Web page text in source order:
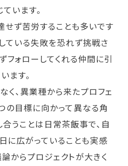
います。
せず苦労することも多いです
ている失敗を恐れず挑戦さ
フォローしてくれる仲間に引
ます。
、異業種から来たプロフェ
の目標に向かって異なる角
うことは日常茶飯事で、自
に広がっていることも実感
からプロジェクトが大きく